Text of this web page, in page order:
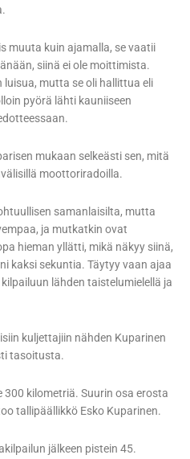
muuta kuin ajamalla, se vaatii
siinä ei ole moittimista.
mutta se oli hallittua eli
pyörä lähti kauniiseen
mukaan selkeästi sen, mitä
moottoriradoilla.
samanlaisilta, mutta
ja mutkatkin ovat
hieman yllätti, mikä näkyy siinä,
kaksi sekuntia. Täytyy vaan ajaa
lähden taistelumielellä ja
kuljettajiin nähden Kuparinen
tasoitusta.
kilometriä. Suurin osa erosta
tallipäällikkö Esko Kuparinen.
jälkeen pistein 45.